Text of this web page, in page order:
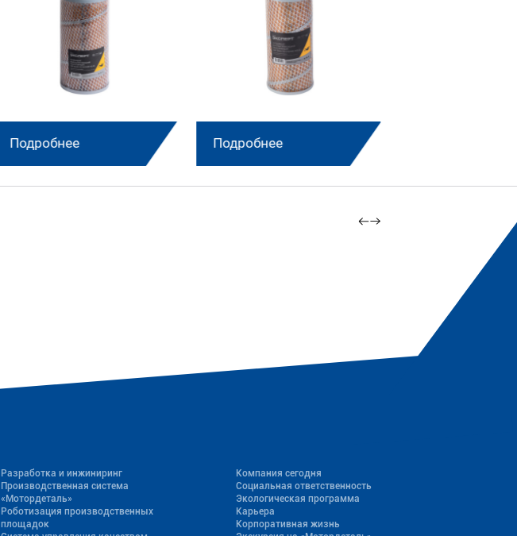
Подробнее Подробнее
Разработка и инжиниринг
Производственная система
«Mотордеталь»
Роботизация производственных
площадок
Компания сегодня
Социальная ответственность
Экологическая программа
Карьера
Корпоративная жизнь